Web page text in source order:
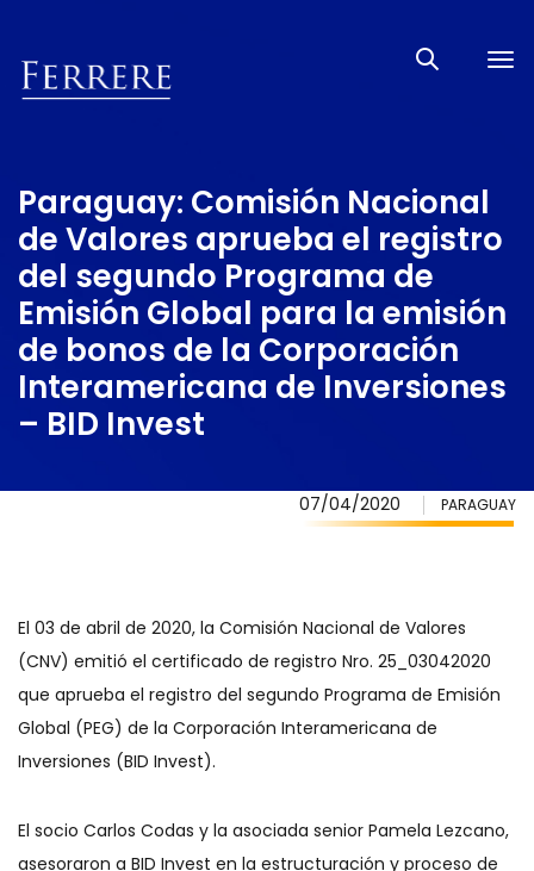
Paraguay: Comisión Nacional
de Valores aprueba el registro
del segundo Programa de
Emisión Global para la emisión
de bonos de la Corporación
Interamericana de Inversiones
– BID Invest
07/04/2020 PARAGUAY
El 03 de abril de 2020, la Comisión Nacional de Valores
(CNV) emitió el certificado de registro Nro. 25_03042020
que aprueba el registro del segundo Programa de Emisión
Global (PEG) de la Corporación Interamericana de
Inversiones (BID Invest).
El socio Carlos Codas y la asociada senior Pamela Lezcano,
asesoraron a BID Invest en la estructuración y proceso de